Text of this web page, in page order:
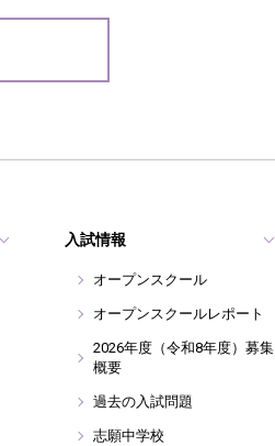
入試情報
オープンスクール
オープンスクールレポート
2026年度（令和8年度）募集
概要
過去の入試問題
志願中学校